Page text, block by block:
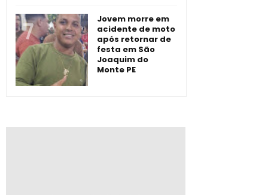
Jovem morre em
acidente de moto
após retornar de
festa em São
Joaquim do
Monte PE